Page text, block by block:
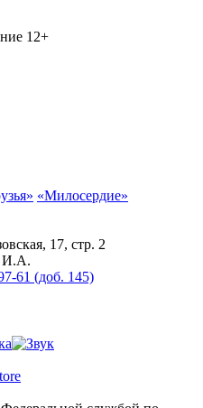
«Милосердие»
17, стр. 2
И.А.
61 (доб. 145)